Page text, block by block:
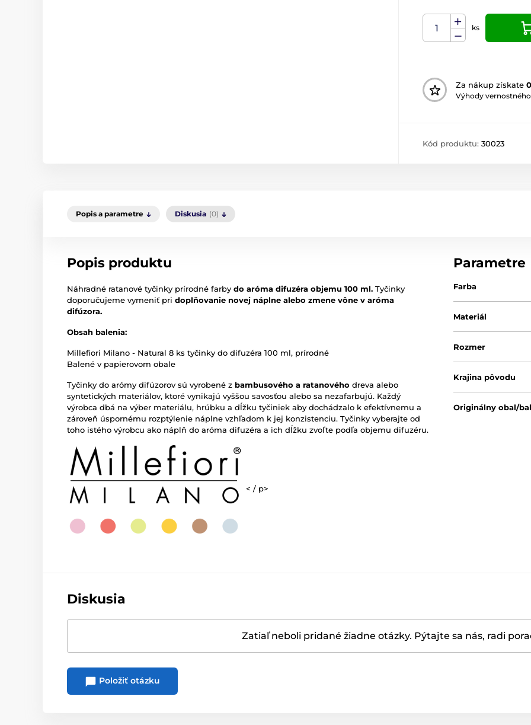
ks
Za nákup získate
Výhody
Kód produktu: 30023
Popis a parametre Diskusia (0)
Popis produktu
Náhradné ratanové tyčinky prírodné farby do aróma difuzéra objemu 100 ml. Tyčinky
doporučujeme vymeniť pri doplňovanie novej náplne alebo zmene vône v aróma
difúzora.
Obsah balenia:
Millefiori Milano - Natural 8 ks tyčinky do difuzéra 100 ml, prírodné
Balené v papierovom obale
Tyčinky do arómy difúzorov sú vyrobené z bambusového a ratanového dreva alebo
syntetických materiálov, ktoré vynikajú vyššou savosťou alebo sa nezafarbujú. Každý
výrobca dbá na výber materiálu, hrúbku a dĺžku tyčiniek aby dochádzalo k efektívnemu a
zároveň úspornému rozptýlenie náplne vzhľadom k jej konzistenciu. Tyčinky vyberajte od
toho istého výrobcu ako náplň do aróma difuzéra a ich dĺžku zvoľte podľa objemu difuzéru.
< / p>
Parametre
Farba
Materiál
Rozmer
Krajina pôvodu
Originálny obal/
Diskusia
Zatiaľ neboli pridané žiadne otázky. Pýtajte sa nás, radi
Položiť otázku